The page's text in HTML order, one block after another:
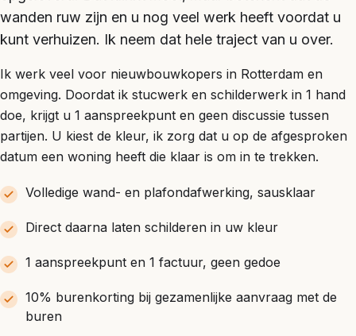
wanden ruw zijn en u nog veel werk heeft voordat u
kunt verhuizen. Ik neem dat hele traject van u over.
Ik werk veel voor nieuwbouwkopers in Rotterdam en
omgeving. Doordat ik stucwerk en schilderwerk in 1 hand
doe, krijgt u 1 aanspreekpunt en geen discussie tussen
partijen. U kiest de kleur, ik zorg dat u op de afgesproken
datum een woning heeft die klaar is om in te trekken.
Volledige wand- en plafondafwerking, sausklaar
Direct daarna laten schilderen in uw kleur
1 aanspreekpunt en 1 factuur, geen gedoe
10% burenkorting bij gezamenlijke aanvraag met de
buren